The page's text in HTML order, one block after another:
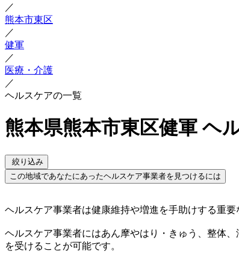
／
熊本市東区
／
健軍
／
医療・介護
／
ヘルスケアの一覧
熊本県熊本市東区健軍 ヘ
絞り込み
この地域であなたにあったヘルスケア事業者を見つけるには
ヘルスケア事業者は健康維持や増進を手助けする重
ヘルスケア事業者にはあん摩やはり・きゅう、整体
を受けることが可能です。